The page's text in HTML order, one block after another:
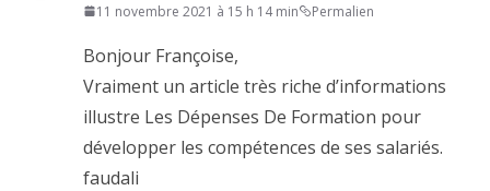
11 novembre 2021 à 15 h 14 min Permalien
Bonjour Françoise,
Vraiment un article très riche d’informations
illustre Les Dépenses De Formation pour
développer les compétences de ses salariés.
faudali